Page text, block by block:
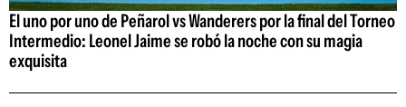
El uno por uno de Peñarol vs Wanderers por la final del Torneo
Intermedio: Leonel Jaime se robó la noche con su magia
exquisita